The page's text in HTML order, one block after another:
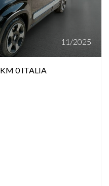
11/2025
KM 0 ITALIA